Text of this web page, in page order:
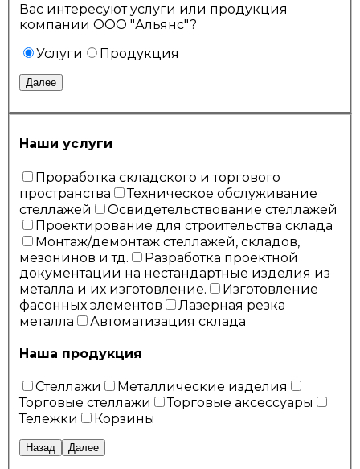
Вас интересуют услуги или продукция
компании ООО "Альянс"?
Услуги
Продукция
Далее
Наши услуги
Проработка складского и торгового
пространства
Техническое обслуживание
стеллажей
Освидетельствование стеллажей
Проектирование для строительства склада
Монтаж/демонтаж стеллажей, складов,
мезонинов и тд.
Разработка проектной
документации на нестандартные изделия из
металла и их изготовление.
Изготовление
фасонных элементов
Лазерная резка
металла
Автоматизация склада
Наша продукция
Стеллажи
Металлические изделия
Торговые стеллажи
Торговые аксессуары
Тележки
Корзины
Назад Далее